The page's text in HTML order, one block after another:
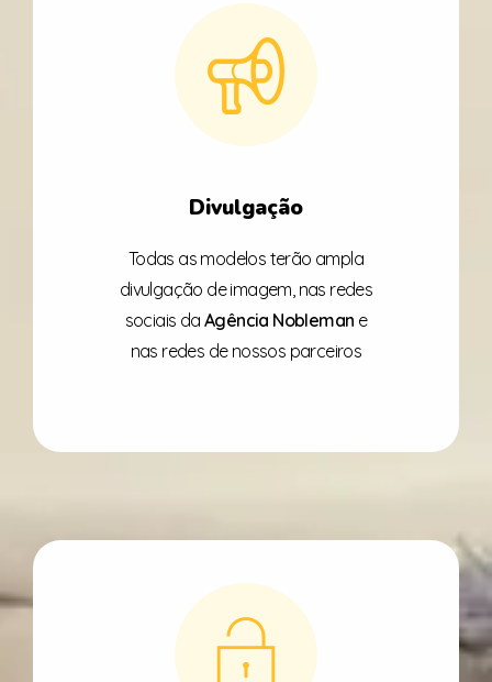
Divulgação
Todas as modelos terão ampla
divulgação de imagem, nas redes
sociais daAgência Nobleman e
nas redes de nossos parceiros